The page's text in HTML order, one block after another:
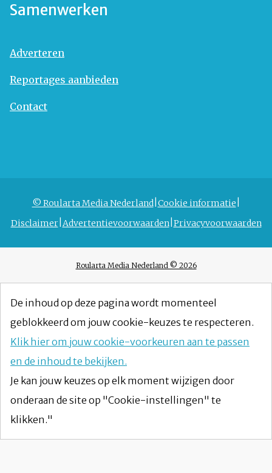
Samenwerken
Adverteren
Reportages aanbieden
Contact
© Roularta Media Nederland Cookie informatie
Disclaimer Advertentievoorwaarden Privacyvoorwaarden
Roularta Media Nederland © 2026
De inhoud op deze pagina wordt momenteel
geblokkeerd om jouw cookie-keuzes te respecteren.
Klik hier om jouw cookie-voorkeuren aan te passen
en de inhoud te bekijken.
Je kan jouw keuzes op elk moment wijzigen door
onderaan de site op "Cookie-instellingen" te
klikken."